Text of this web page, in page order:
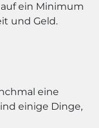
ein Minimum
und Geld.
eine
einige Dinge,